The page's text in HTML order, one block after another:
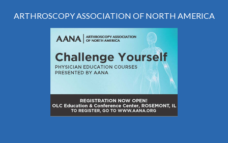
ARTHROSCOPY ASSOCIATION OF NORTH AMERICA